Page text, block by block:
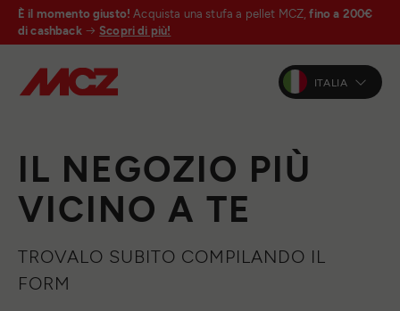
È il momento giusto! Acquista una stufa a pellet MCZ, fino a 200€
di cashback
Scopri di più!
ITALIA
IL NEGOZIO PIÙ
VICINO A TE
TROVALO SUBITO COMPILANDO IL
FORM